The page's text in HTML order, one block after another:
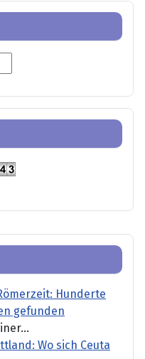
Hunderte
gefunden
Wo sich Ceuta